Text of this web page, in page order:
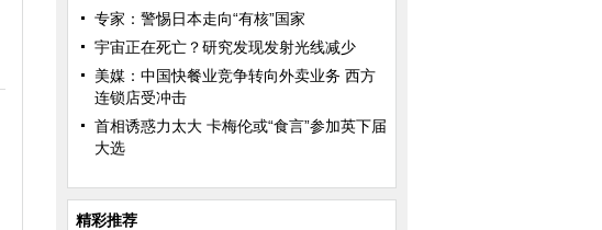
专家：警惕日本走向“有核”国家
宇宙正在死亡？研究发现发射光线减少
美媒：中国快餐业竞争转向外卖业务 西方
连锁店受冲击
首相诱惑力太大 卡梅伦或“食言”参加英下届
大选
精彩推荐